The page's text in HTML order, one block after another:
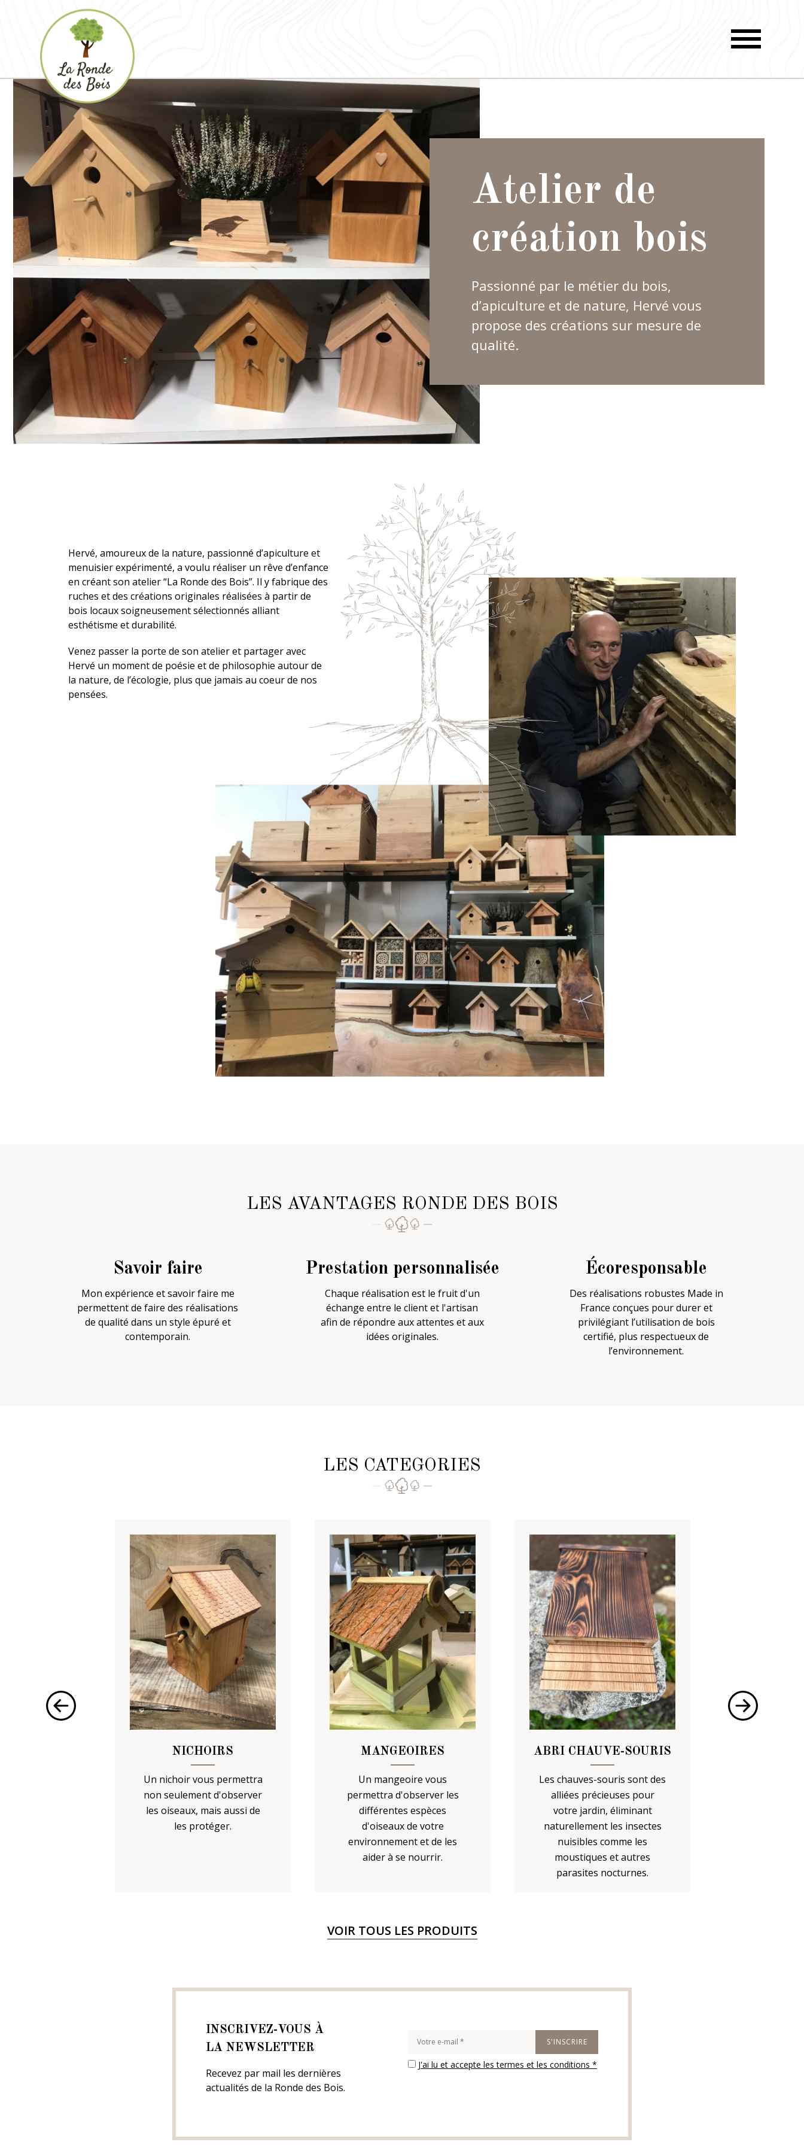
Atelier de
création bois
Passionné par le métier du bois,
d’apiculture et de nature, Hervé vous
propose des créations sur mesure de
qualité.
Hervé, amoureux de la nature, passionné d’apiculture et
menuisier expérimenté, a voulu réaliser un rêve d’enfance
en créant son atelier “La Ronde des Bois”. Il y fabrique des
ruches et des créations originales réalisées à partir de
bois locaux soigneusement sélectionnés alliant
esthétisme et durabilité.
Venez passer la porte de son atelier et partager avec
Hervé un moment de poésie et de philosophie autour de
la nature, de l’écologie, plus que jamais au coeur de nos
pensées.
LES AVANTAGES RONDE DES BOIS
Savoir faire
Mon expérience et savoir faire me
permettent de faire des réalisations
de qualité dans un style épuré et
contemporain.
Prestation personnalisée
Chaque réalisation est le fruit d'un
échange entre le client et l'artisan
afin de répondre aux attentes et aux
idées originales.
Écoresponsable
Des réalisations robustes Made in
France conçues pour durer et
privilégiant l’utilisation de bois
certifié, plus respectueux de
l’environnement.
LES CATEGORIES
NICHOIRS
Un nichoir vous permettra
non seulement d'observer
les oiseaux, mais aussi de
les protéger.
MANGEOIRES
Un mangeoire vous
permettra d'observer les
différentes espèces
d'oiseaux de votre
environnement et de les
aider à se nourrir.
ABRI CHAUVE-SOURIS
Les chauves-souris sont des
alliées précieuses pour
votre jardin, éliminant
naturellement les insectes
nuisibles comme les
moustiques et autres
parasites nocturnes.
VOIR TOUS LES PRODUITS
INSCRIVEZ-VOUS À
LA NEWSLETTER
Recevez par mail les dernières
actualités de la Ronde des Bois.
J'ai lu et accepte les termes et les conditions *